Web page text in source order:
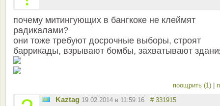
почему митингующих в бангкоке не клеймят
радикалами?
они тоже требуют досрочные выборы, строят
баррикады, взрывают бомбы, захватывают
поощрить (1)
Kaztag 19.02.2014 в 11:59:16 # 331915